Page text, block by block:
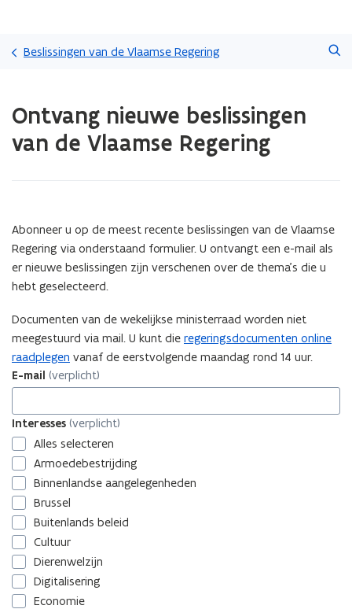
en
naar
gaan
Beslissingen van de Vlaamse Regering
met
laden.
nieuwe
beslissingen
van
de
Vlaamse
Ontvang nieuwe beslissingen
van de Vlaamse Regering
Abonneer u op de meest recente beslissingen van de Vlaamse
Regering via onderstaand formulier. U ontvangt een e-mail als
er nieuwe beslissingen zijn verschenen over de thema’s die u
hebt geselecteerd.
Documenten van de wekelijkse ministerraad worden niet
meegestuurd via mail. U kunt die regeringsdocumenten online
raadplegen vanaf de eerstvolgende maandag rond 14 uur.
E-mail (verplicht)
Interesses (verplicht)
Interesses
Alles selecteren
Armoedebestrijding
Binnenlandse aangelegenheden
Brussel
Buitenlands beleid
Cultuur
Dierenwelzijn
Digitalisering
Economie